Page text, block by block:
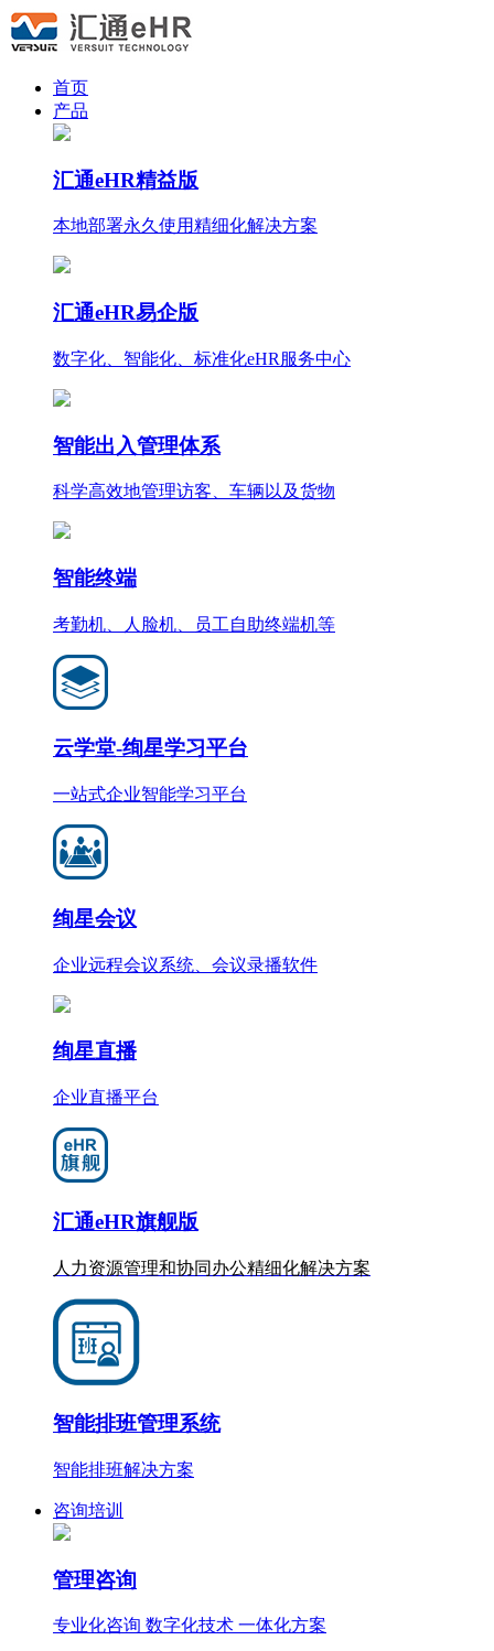
首页
产品
汇通eHR精益版
本地部署永久使用精细化解决方案
汇通eHR易企版
数字化、智能化、标准化eHR服务中心
智能出入管理体系
科学高效地管理访客、车辆以及货物
智能终端
考勤机、人脸机、员工自助终端机等
云学堂-绚星学习平台
一站式企业智能学习平台
绚星会议
企业远程会议系统、会议录播软件
绚星直播
企业直播平台
汇通eHR旗舰版
人力资源管理和协同办公精细化解决方案
智能排班管理系统
智能排班解决方案
咨询培训
管理咨询
专业化咨询 数字化技术 一体化方案